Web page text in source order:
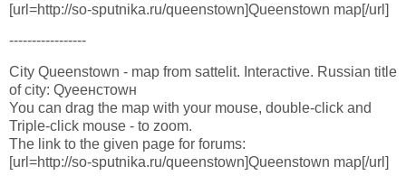
[url=http://so-sputnika.ru/queenstown]Queenstown map[/url]
-----------------
City Queenstown - map from sattelit. Interactive. Russian title
of city: Qуеенстоwн
You can drag the map with your mouse, double-click and
Triple-click mouse - to zoom.
The link to the given page for forums:
[url=http://so-sputnika.ru/queenstown]Queenstown map[/url]